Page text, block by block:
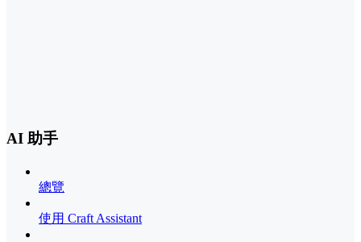
AI 助手
總覽
使用 Craft Assistant